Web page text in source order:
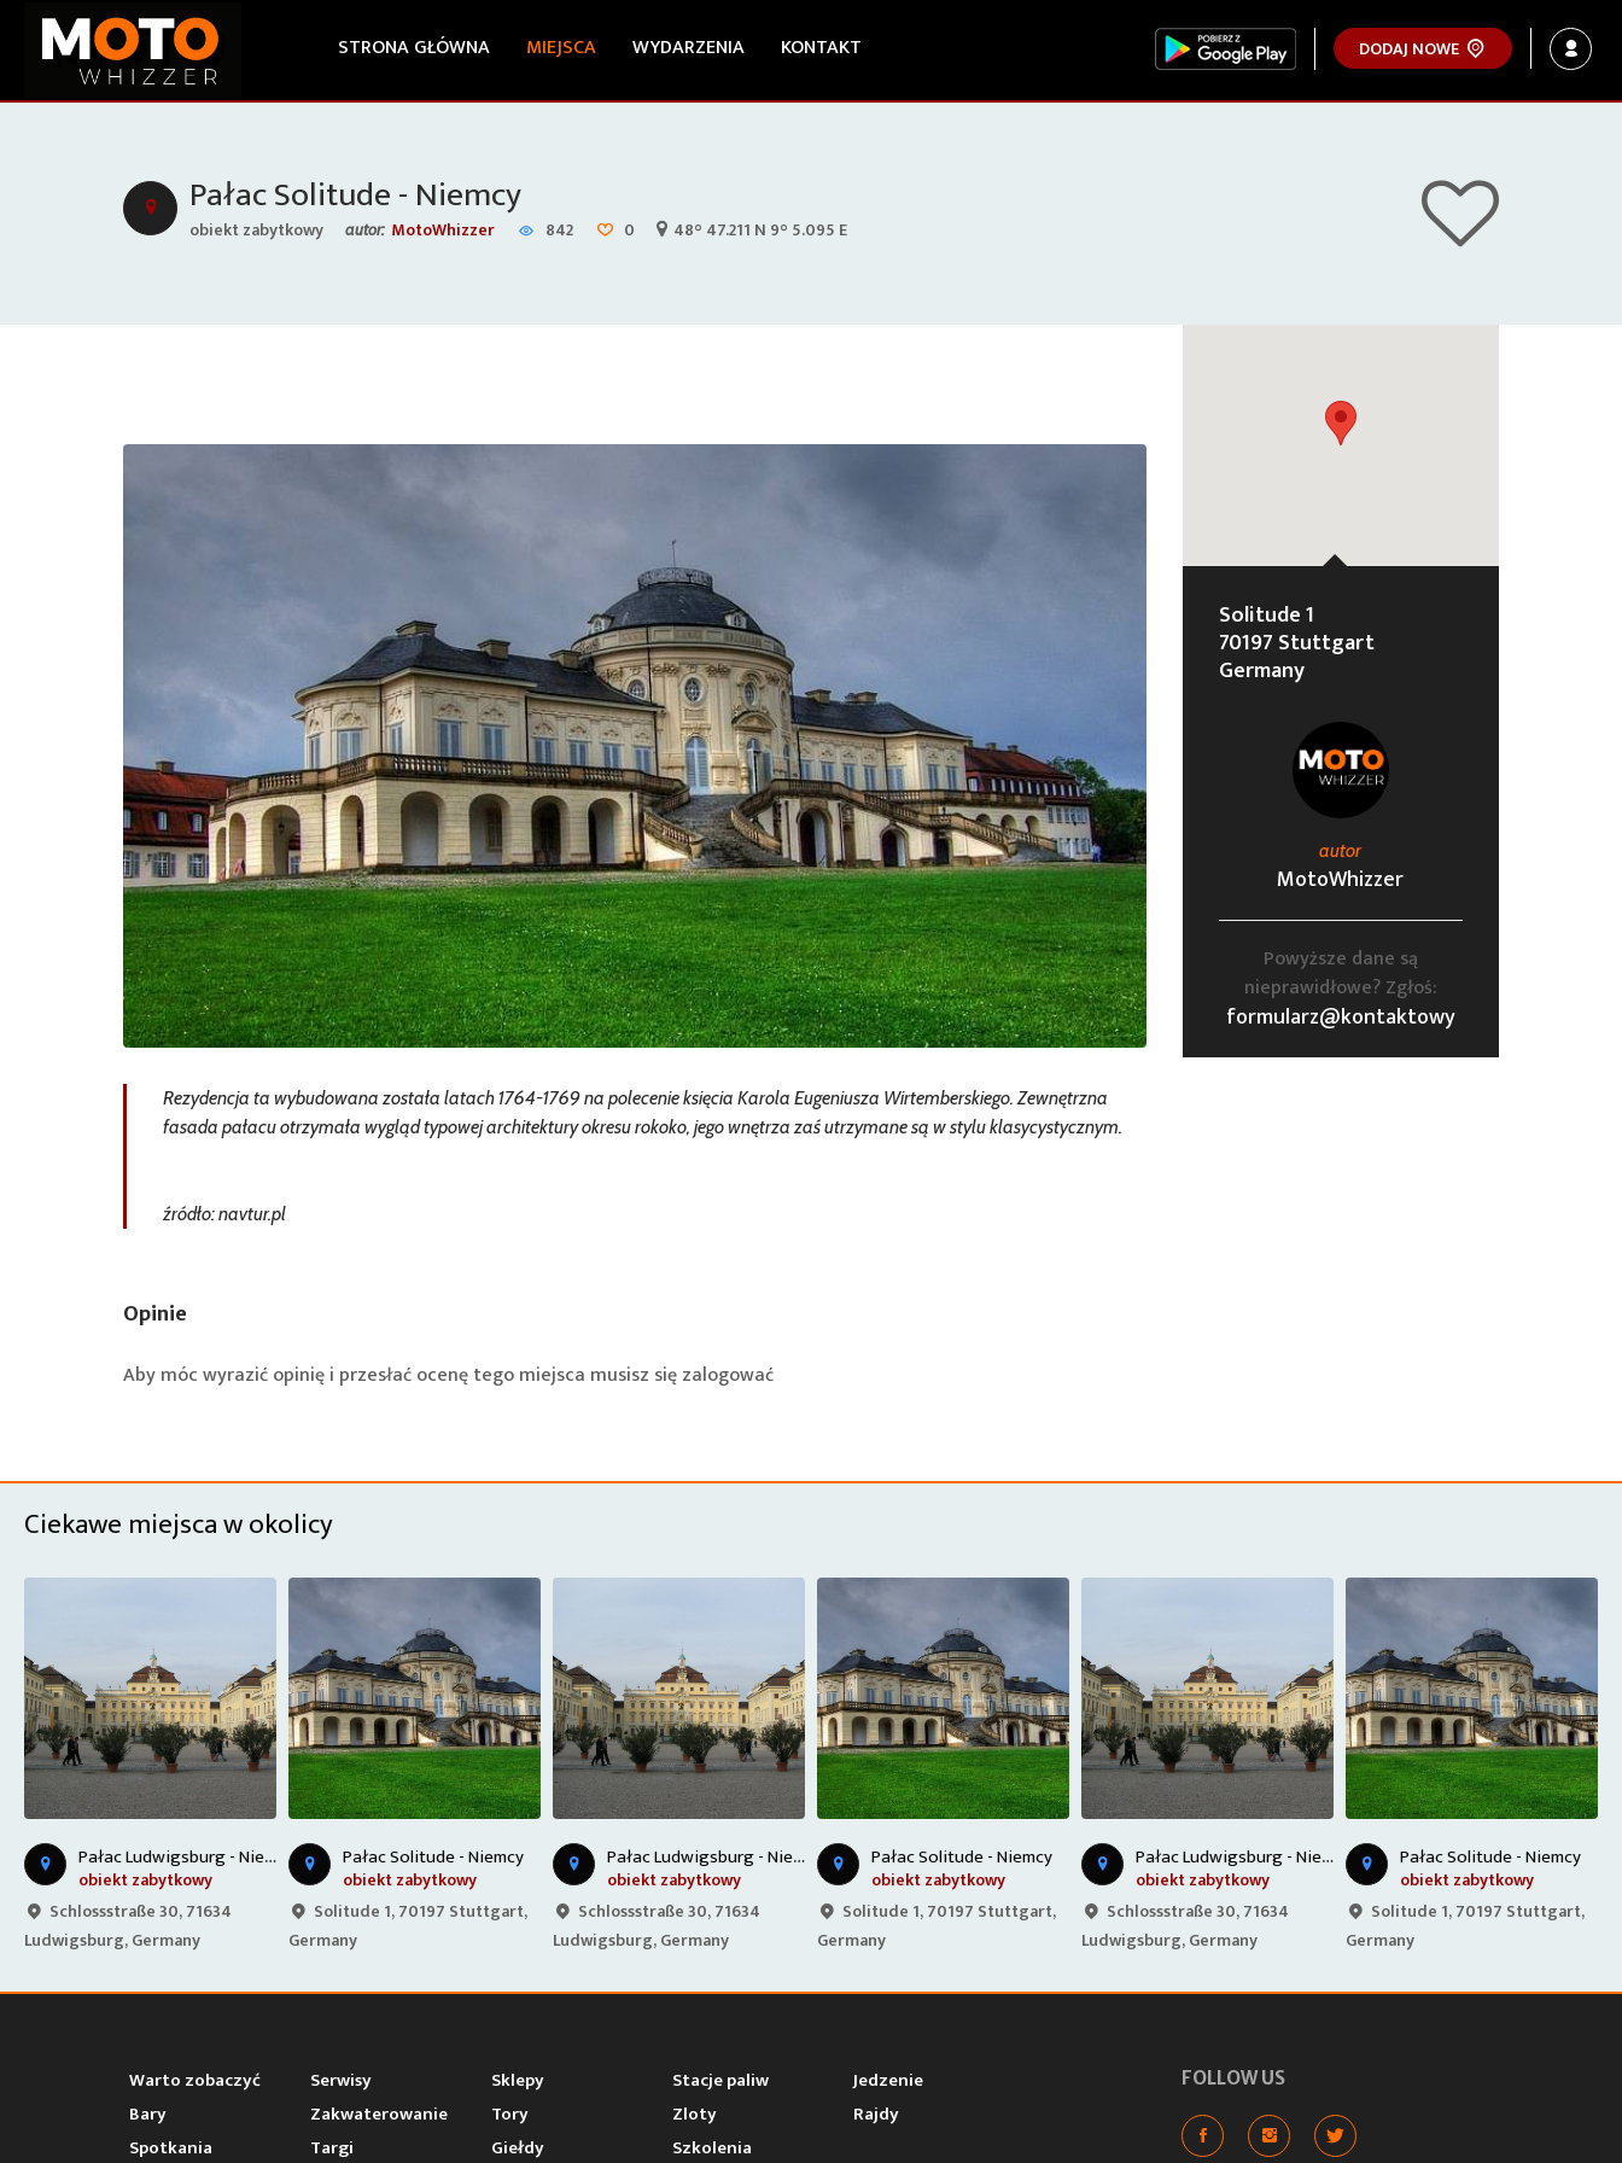
STRONA GŁÓWNA MIEJSCA WYDARZENIA KONTAKT DODAJ NOWE
Pałac Solitude - Niemcy
obiekt zabytkowy autor: MotoWhizzer 842 0 48° 47.211 N 9° 5.095 E
Rezydencja ta wybudowana została latach 1764-1769 na polecenie księcia Karola Eugeniusza Wirtemberskiego. Zewnętrzna
fasada pałacu otrzymała wygląd typowej architektury okresu rokoko, jego wnętrza zaś utrzymane są w stylu klasycystycznym.
źródło: navtur.pl
Opinie
Aby móc wyrazić opinię i przesłać ocenę tego miejsca musisz sięzalogować
Solitude 1
70197 Stuttgart
Germany
autor
MotoWhizzer
Powyższe dane są
nieprawidłowe? Zgłoś:
formularz@kontaktowy
Ciekawe miejsca w okolicy
Pałac Solitude - Niemcy
obiekt zabytkowy
Solitude 1, 70197 Stuttgart,
Germany
obiekt zabytkowy
Schlossstraße 30, 71634
Ludwigsburg, Germany
Pałac Solitude - Niemcy
obiekt zabytkowy
Solitude 1, 70197 Stuttgart,
Germany
obiekt zabytkowy
Schlossstraße 30, 71634
Ludwigsburg, Germany
Pałac Solitude - Niemcy
obiekt zabytkowy
Solitude 1, 70197 Stuttgart,
Germany
obiekt zabytkowy
Schlossstraße 30, 71634
Ludwigsburg, Germany
Warto zobaczyć Serwisy Sklepy Stacje paliw
Jedzenie
Bary
Zakwaterowanie Tory Zloty
Rajdy
Spotkania
Targi Giełdy Szkolenia
FOLLOW US